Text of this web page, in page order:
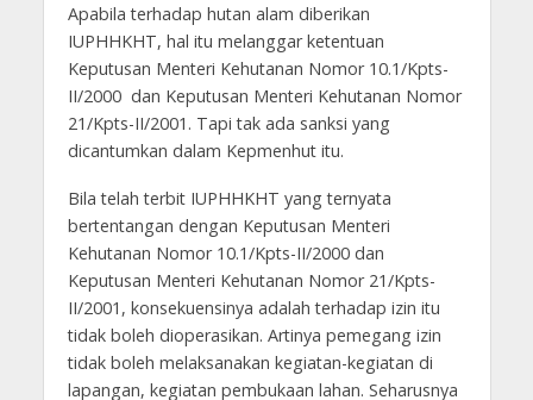
Apabila terhadap hutan alam diberikan
IUPHHKHT, hal itu melanggar ketentuan
Keputusan Menteri Kehutanan Nomor 10.1/Kpts-
II/2000 dan Keputusan Menteri Kehutanan Nomor
21/Kpts-II/2001. Tapi tak ada sanksi yang
dicantumkan dalam Kepmenhut itu.
Bila telah terbit IUPHHKHT yang ternyata
bertentangan dengan Keputusan Menteri
Kehutanan Nomor 10.1/Kpts-II/2000 dan
Keputusan Menteri Kehutanan Nomor 21/Kpts-
II/2001, konsekuensinya adalah terhadap izin itu
tidak boleh dioperasikan. Artinya pemegang izin
tidak boleh melaksanakan kegiatan-kegiatan di
lapangan, kegiatan pembukaan lahan. Seharusnya